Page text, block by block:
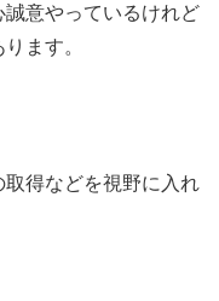
意やっているけれど
ます。
得などを視野に入れ